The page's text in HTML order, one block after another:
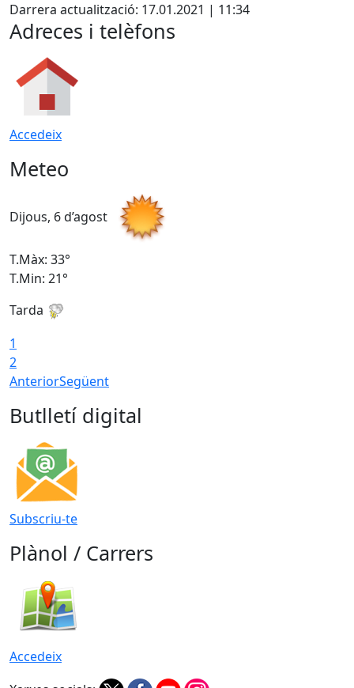
Darrera actualització: 17.01.2021 | 11:34
Adreces i telèfons
Accedeix
Meteo
Dijous, 6 d’agost
T.Màx: 33°
T.Min: 21°
Tarda
1
2
AnteriorSegüent
Butlletí digital
Subscriu-te
Plànol / Carrers
Accedeix